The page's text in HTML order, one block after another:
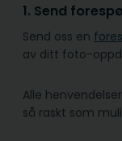
1. Send
Send oss en
av ditt foto-
Alle
så raskt som